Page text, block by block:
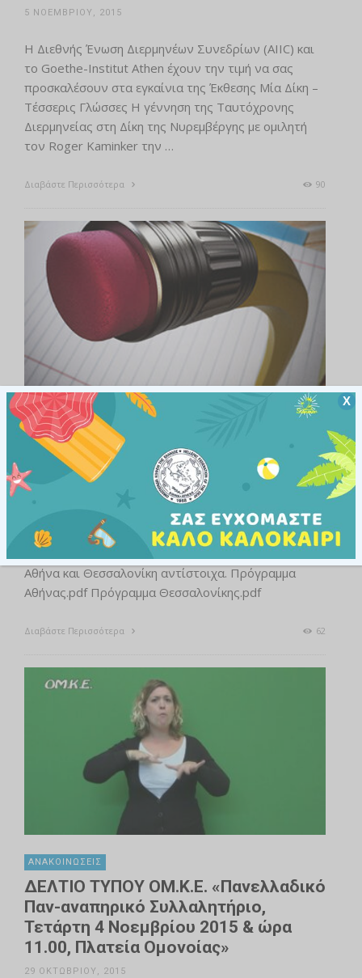
5 ΝΟΕΜΒΡΊΟΥ, 2015
Η Διεθνής Ένωση Διερμηνέων Συνεδρίων (AIIC) και
το Goethe-Institut Athen έχουν την τιμή να σας
προσκαλέσουν στα εγκαίνια της Έκθεσης Μία Δίκη –
Τέσσερις Γλώσσες Η γέννηση της Ταυτόχρονης
Διερμηνείας στη Δίκη της Νυρεμβέργης με ομιλητή
τον Roger Kaminker την …
Διαβάστε Περισσότερα 90
ΑΝΑΚΟΙΝΏΣΕΙΣ ΑΝΑΚΟΙΝΏΣΕΙΣ ΕΠΆΡΚΕΙΑΣ
Πρόγραμμα Εξετάσεων Επάρκειας
Ε.Ν.Γ. Νοέμβριος 2015
Συνημμένα θα βρείτε το πρόγραμμα εξέτασης
υποψηφίων Επάρκειας Ε.Ν.Γ. Νοεμβρίου 2015 για
Αθήνα και Θεσσαλονίκη αντίστοιχα. Πρόγραμμα
Αθήνας.pdf Πρόγραμμα Θεσσαλονίκης.pdf
Διαβάστε Περισσότερα 62
ΑΝΑΚΟΙΝΏΣΕΙΣ
ΔΕΛΤΙΟ ΤΥΠΟΥ ΟΜ.Κ.Ε. «Πανελλαδικό
Παν-αναπηρικό Συλλαλητήριο,
Τετάρτη 4 Νοεμβρίου 2015 & ώρα
11.00, Πλατεία Ομονοίας»
29 ΟΚΤΩΒΡΊΟΥ, 2015
Χ